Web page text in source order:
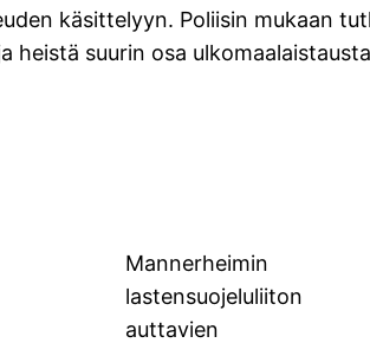
käsittelyyn. Poliisin mukaan
suurin osa
Mannerheimin
lastensuojeluliiton
auttavien